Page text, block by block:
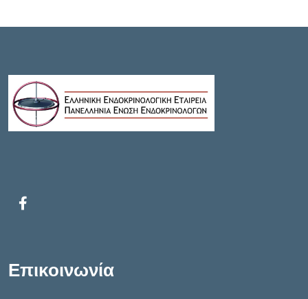
Επικοινωνία